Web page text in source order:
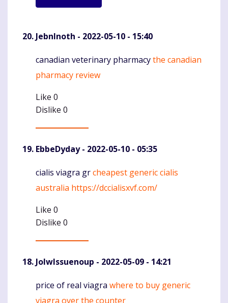
JebnInoth - 2022-05-10 - 15:40
Komentaras
canadian veterinary pharmacythe canadian
pharmacy review
Like 0
Dislike 0
EbbeDyday- 2022-05-10 - 05:35
Komentaras
cialis viagra grcheapest generic cialis
australia https://dccialisxvf.com/
Like 0
Dislike 0
JolwIssuenoup - 2022-05-09 - 14:21
Komentaras
price of real viagra where to buy generic
viagra over the counter